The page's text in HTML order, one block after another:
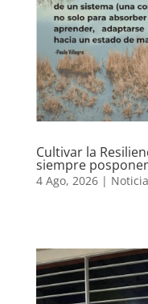
Cultivar la
siempre
4 Ago, 2026|